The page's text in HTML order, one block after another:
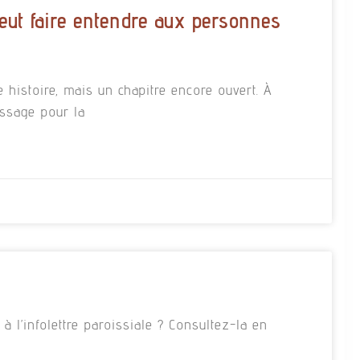
faire entendre aux personnes
histoire, mais un chapitre encore ouvert. À
pour la
l’infolettre paroissiale ? Consultez-la en